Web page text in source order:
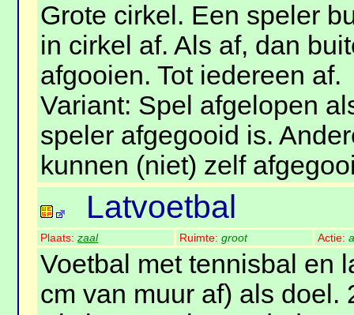
Grote cirkel. Een speler
in cirkel af. Als af, dan
afgooien. Tot iedereen af.
Variant: Spel afgelopen
speler afgegooid is.
kunnen (niet) zelf
Latvoetbal
Plaats:zaal Ruimte:groot Actie:
Voetbal met tennisbal en
cm van muur af) als doel.